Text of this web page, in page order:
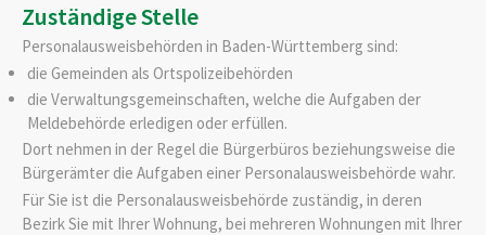
Zuständige Stelle
Personalausweisbehörden in Baden-Württemberg sind:
die Gemeinden als Ortspolizeibehörden
die Verwaltungsgemeinschaften, welche die Aufgaben der
Meldebehörde erledigen oder erfüllen.
Dort nehmen in der Regel die Bürgerbüros beziehungsweise die
Bürgerämter die Aufgaben einer Personalausweisbehörde wahr.
Für Sie ist die Personalausweisbehörde zuständig, in deren
Bezirk Sie mit Ihrer Wohnung, bei mehreren Wohnungen mit Ihrer